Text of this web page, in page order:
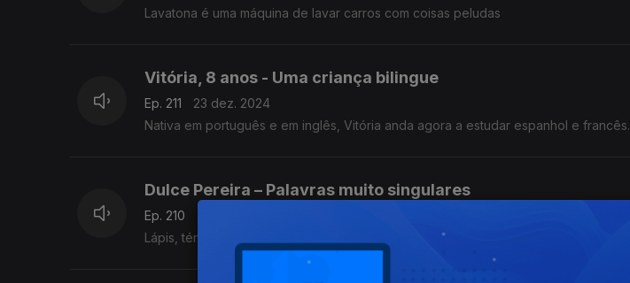
Lavatona é uma máquina de lavar carros com coisas peludas
Vitória, 8 anos - Uma criança bilingue
Ep. 211
23 dez. 2024
Nativa em português e em inglês, Vitória anda agora a estudar espanhol e francês.
Dulce Pereira – Palavras muito singulares
Ep. 210
Lápis, ténis, pêsames, férias, víveres